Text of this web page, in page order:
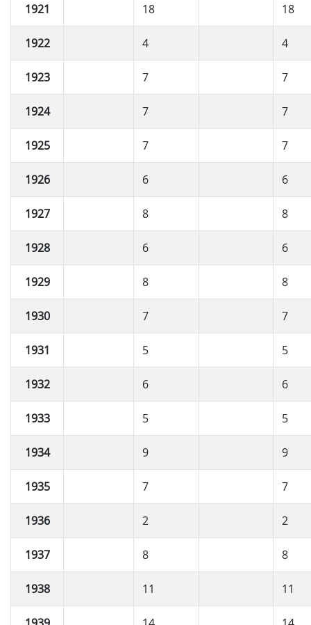
1921 18 18
1922 4 4
1923 7 7
1924 7 7
1925 7 7
1926 6 6
1927 8 8
1928 6 6
1929 8 8
1930 7 7
1931 5 5
1932 6 6
1933 5 5
1934 9 9
1935 7 7
1936 2 2
1937 8 8
1938 11 11